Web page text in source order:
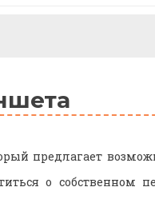
предлагает
о собственном